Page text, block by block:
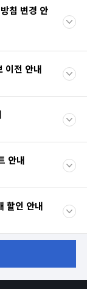
침 변경 안
이전 안내
안내
할인 안내